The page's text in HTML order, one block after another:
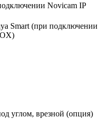
Novicam IP
Smart (при подключении
углом, врезной (опция)